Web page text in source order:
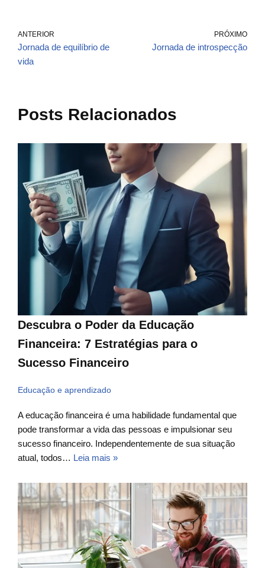
ANTERIOR
Jornada de equilíbrio de
vida
PRÓXIMO
Jornada de introspecção
Posts Relacionados
Descubra o Poder da Educação
Financeira: 7 Estratégias para o
Sucesso Financeiro
Educação e aprendizado
A educação financeira é uma habilidade fundamental que
pode transformar a vida das pessoas e impulsionar seu
sucesso financeiro. Independentemente de sua situação
atual, todos… Leia mais »